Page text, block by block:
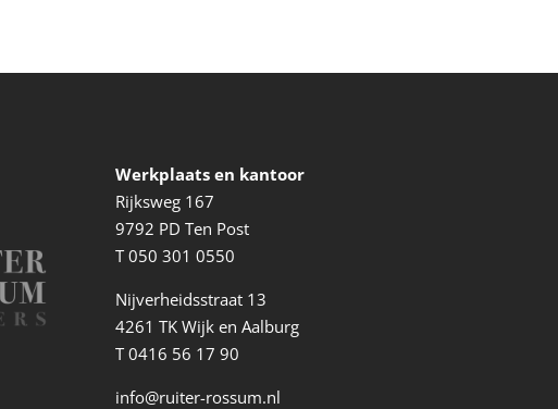
Werkplaats en kantoor
Rijksweg 167
9792 PD Ten Post
T 050 301 0550
Nijverheidsstraat 13
4261 TK Wijk en Aalburg
T 0416 56 17 90
info@ruiter-rossum.nl